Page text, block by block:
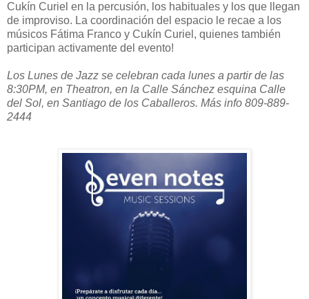
Cukín Curiel en la percusión, los habituales y los que llegan
de improviso. La coordinación del espacio le recae a los
músicos Fátima Franco y Cukín Curiel, quienes también
participan activamente del evento!
Los Lunes de Jazz se celebran cada lunes a partir de las
8:30PM, en Theatron, en la Calle Sánchez esquina Calle
del Sol, en Santiago de los Caballeros. Más info 809-889-
2444